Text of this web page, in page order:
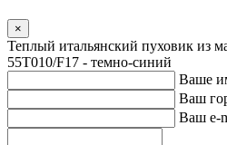
×
Теплый итальянский пуховик из
55T010/F17 - темно-синий
Ваше
Ваш
Ваш e-